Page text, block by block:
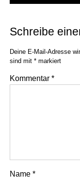
Schreibe
Deine E-Mail-Adresse
sind mit * markiert
Kommentar *
Name *